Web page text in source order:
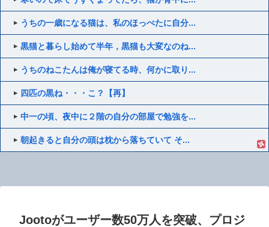
うちの一歳になる猫は、私のほっぺたに自分...
黒猫と暮らし始めて半年，黒猫も大変なのね...
うちのねこたんは俺が寝てる時、何かに取り...
四匹の黒ね・・・こ？【再】
中一の頃、夜中に２階の自分の部屋で勉強を...
朝起きると自分の頭は枕から落ちていて そ...
Jootoがユーザー数50万人を突破、プロジ